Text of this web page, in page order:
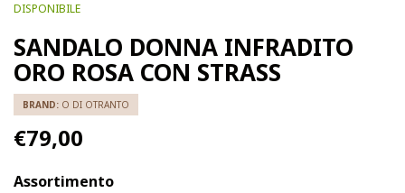
DISPONIBILE
SANDALO DONNA INFRADITO
ORO ROSA CON STRASS
BRAND: O DI OTRANTO
€79,00
Assortimento